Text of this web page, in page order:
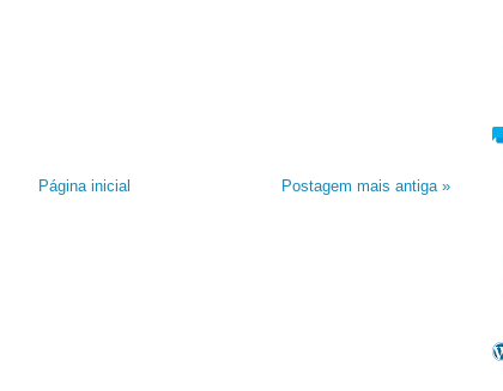
Postagem mais antiga »
Página inicial